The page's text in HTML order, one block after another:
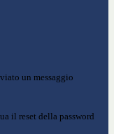
un messaggio
il reset della password